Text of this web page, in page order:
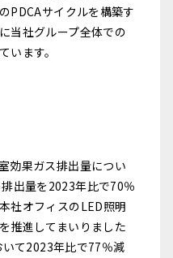
PDCAサイクルを構築す
当社グループ全体での
います。
効果ガス排出量につい
出量を2023年比で70％
社オフィスのLED照明
推進してまいりました
て2023年比で77％減